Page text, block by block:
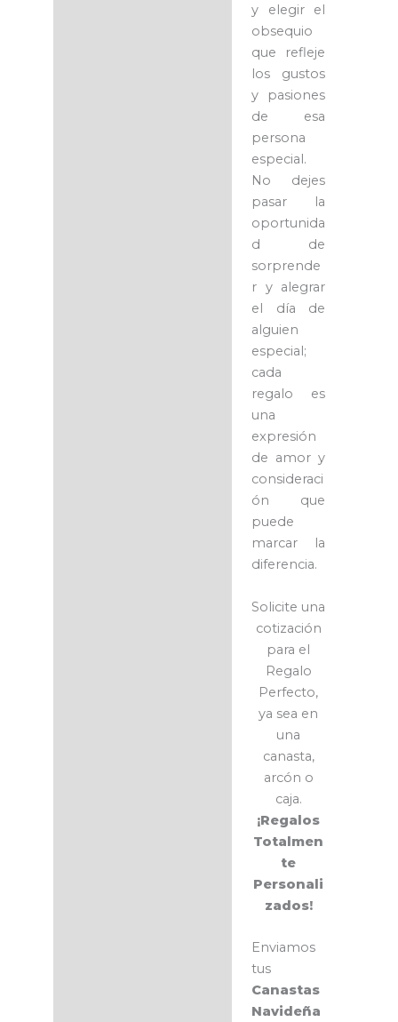
y elegir el
obsequio
que refleje
los gustos
y pasiones
de esa
persona
especial.
No dejes
pasar la
oportunida
d de
sorprende
r y alegrar
el día de
alguien
especial;
cada
regalo es
una
expresión
de amor y
consideraci
ón que
puede
marcar la
diferencia.
Solicite una
cotización
para el
Regalo
Perfecto,
ya sea en
una
canasta,
arcón o
caja.
¡Regalos
Totalmen
te
Personali
zados!
Enviamos
tus
Canastas
Navideña